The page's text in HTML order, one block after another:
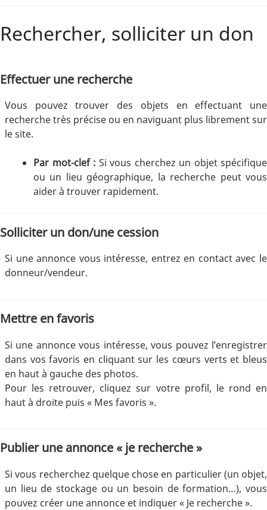
Rechercher, solliciter un don
Effectuer une recherche
Vous pouvez trouver des objets en effectuant une
recherche très précise ou en naviguant plus librement sur
le site.
Par mot-clef : Si vous cherchez un objet spécifique
ou un lieu géographique, la recherche peut vous
aider à trouver rapidement.
Solliciter un don/une cession
Si une annonce vous intéresse, entrez en contact avec le
donneur/vendeur.
Mettre en favoris
Si une annonce vous intéresse, vous pouvez l’enregistrer
dans vos favoris en cliquant sur les cœurs verts et bleus
en haut à gauche des photos.
Pour les retrouver, cliquez sur votre profil, le rond en
haut à droite puis « Mes favoris ».
Publier une annonce « je recherche »
Si vous recherchez quelque chose en particulier (un objet,
un lieu de stockage ou un besoin de formation…), vous
pouvez créer une annonce et indiquer « Je recherche ».